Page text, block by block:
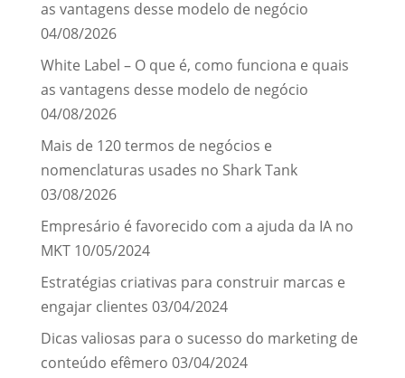
as vantagens desse modelo de negócio
04/08/2026
White Label – O que é, como funciona e quais
as vantagens desse modelo de negócio
04/08/2026
Mais de 120 termos de negócios e
nomenclaturas usades no Shark Tank
03/08/2026
Empresário é favorecido com a ajuda da IA no
MKT 10/05/2024
Estratégias criativas para construir marcas e
engajar clientes 03/04/2024
Dicas valiosas para o sucesso do marketing de
conteúdo efêmero 03/04/2024